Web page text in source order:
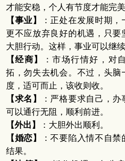
才能安稳，个人有节度才能完美
【事业】
：正处在发展时期
更不应放弃良好的机遇，只
大胆行动。这样，事业可以继续
【经商】
：市场行情好，对
拓，勿失去机会。不过，头脑
度，适可而止，该收则收。
【求名】
：严格要求自己，
可以通行无阻，顺利前进。
【外出】
：大胆外出顺利。
【婚恋】
：不要陷入情不自
结果。